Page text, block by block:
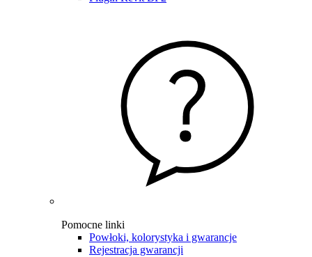
Pomocne linki
Powłoki, kolorystyka i gwarancje
Rejestracja gwarancji